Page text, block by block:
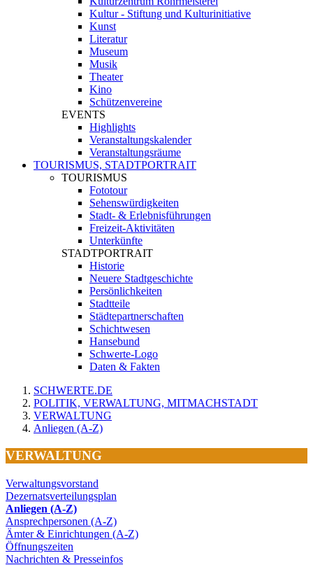
Kultur - Stiftung und Kulturinitiative
Kunst
Literatur
Museum
Musik
Theater
Kino
Schützenvereine
EVENTS
Highlights
Veranstaltungskalender
Veranstaltungsräume
TOURISMUS, STADTPORTRAIT
TOURISMUS
Fototour
Sehenswürdigkeiten
Stadt- & Erlebnisführungen
Freizeit-Aktivitäten
Unterkünfte
STADTPORTRAIT
Historie
Neuere Stadtgeschichte
Persönlichkeiten
Stadtteile
Städtepartnerschaften
Schichtwesen
Hansebund
Schwerte-Logo
Daten & Fakten
SCHWERTE.DE
POLITIK, VERWALTUNG, MITMACHSTADT
VERWALTUNG
Anliegen (A-Z)
VERWALTUNG
Verwaltungsvorstand
Dezernatsverteilungsplan
Anliegen (A-Z)
Ansprechpersonen (A-Z)
Ämter & Einrichtungen (A-Z)
Öffnungszeiten
Nachrichten & Presseinfos